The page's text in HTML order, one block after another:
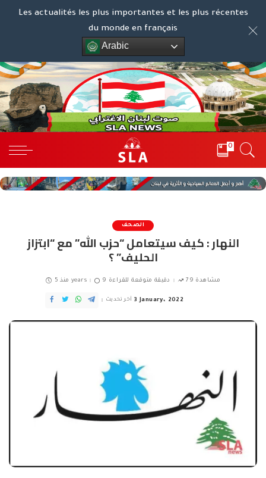
Les actualités les plus importantes et les plus récentes
du monde en français
Arabic
0
الصحف
النهار : كيف سيتعامل “حزب الله” مع “ابتزاز
الحليف” ؟
منذ 5 years 9 دقيقة متوقعة للقراءة 79 مشاهدة
آخر تحديث 3 January، 2022